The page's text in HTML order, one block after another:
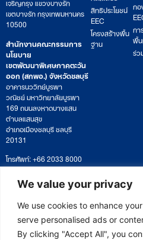
We value your privacy
We use cookies to enhance
serve personalised ads or
By clicking "Accept All", you
เขตบางรัก กรุงเทพมหานคร
10500
สำนักงานคณะกรรมการ
นโยบาย
เขตพัฒนาพิเศษภาคตะวัน
ออก (สกพอ.) จังหวัดชลบุรี
อาคารนววิทย์บูรพา
วณิชย์ มหาวิทยาลัยบูรพา
169 ถนนลงหาดบางแสน
ตำบลแสนสุข
อำเภอเมืองชลบุรี ชลบุรี
20131
โทรศัพท์: +66 2033 8000
เวลาทำการ: จันทร์ – ศุกร์
09:00 – 17:00 น.
ติดตามหนังสือหรือยื่นเอกสาร
saraban@eeco.or.th
สิทธิประโยชน์
EEC
โครงสร้างพื้น
ฐาน
ก
ก
พื้
ร่ว